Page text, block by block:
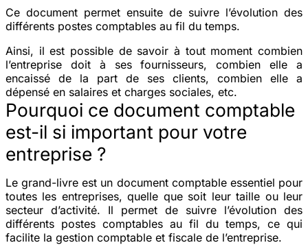
Ce document permet ensuite de suivre l’évolution des
différents postes comptables au fil du temps.
Ainsi, il est possible de savoir à tout moment combien
l’entreprise doit à ses fournisseurs, combien elle a
encaissé de la part de ses clients, combien elle a
dépensé en salaires et charges sociales, etc.
Pourquoi ce document comptable
est-il si important pour votre
entreprise ?
Le grand-livre est un document comptable essentiel pour
toutes les entreprises, quelle que soit leur taille ou leur
secteur d’activité. Il permet de suivre l’évolution des
différents postes comptables au fil du temps, ce qui
facilite la gestion comptable et fiscale de l’entreprise.